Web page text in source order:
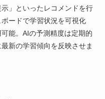
」といったレコメンドを行
ードで学習状況を可視化
能。AIの予測精度は定期的
新の学習傾向を反映させま